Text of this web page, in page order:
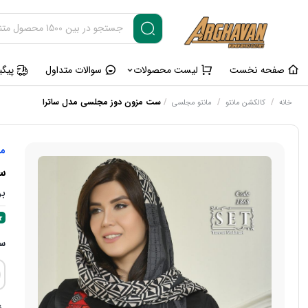
صفحه نخست لیست محصولات سوالات متداول
خانه / کالکشن مانتو / مانتو مجلسی /ست مزون دوز مجلسی مدل ساترا